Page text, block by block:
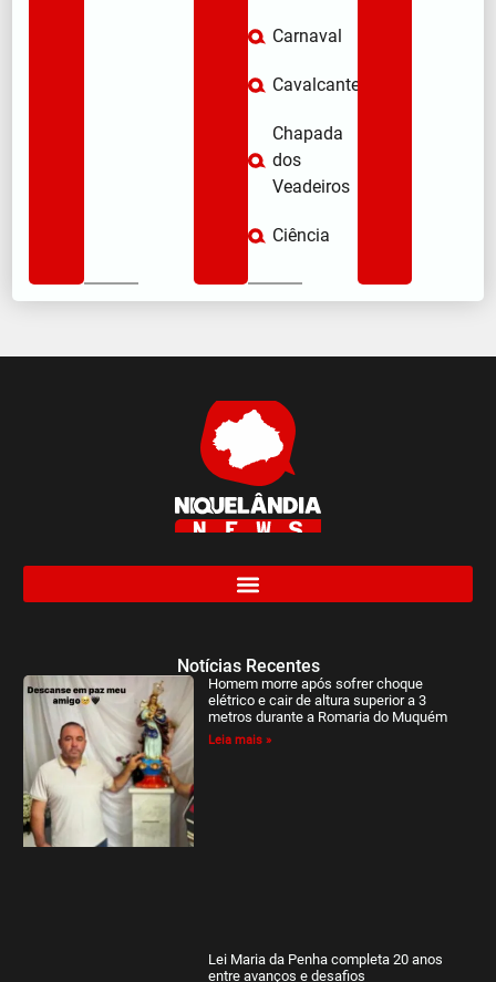
Carnaval
Cavalcante
Chapada
dos
Veadeiros
Ciência
Notícias Recentes
Homem morre após sofrer choque
elétrico e cair de altura superior a 3
metros durante a Romaria do Muquém
Leia mais »
Lei Maria da Penha completa 20 anos
entre avanços e desafios